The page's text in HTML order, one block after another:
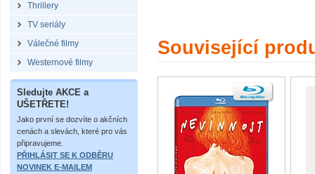
Thrillery
TV seriály
Válečné filmy
Westernové filmy
Sledujte AKCE a
UŠETŘETE!
Jako první se dozvíte o akčních
cenách a slevách, které pro vás
připravujeme.
PŘIHLÁSIT SE K ODBĚRU
NOVINEK E-MAILEM
Související